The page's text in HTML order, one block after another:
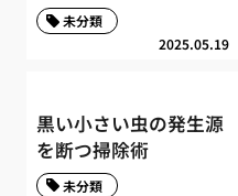
2025.05.19
未分類
黒い小さい虫の発生源
を断つ掃除術
未分類